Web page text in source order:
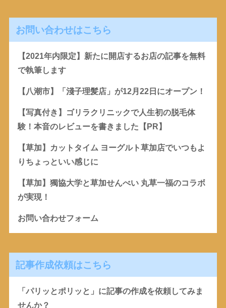
お問い合わせはこちら
【2021年内限定】新たに開店するお店の記事を無料
で執筆します
【八潮市】「淺子理髪店」が12月22日にオープン！
【写真付き】ゴリラクリニックで人生初の脱毛体
験！本音のレビューを書きました【PR】
【草加】カットタイム ヨーグルト草加店でいつもよ
りちょっといい感じに
【草加】獨協大学と草加せんべい 丸草一福のコラボ
が実現！
お問い合わせフォーム
記事作成依頼はこちら
「パリッとポリッと」に記事の作成を依頼してみま
せんか？